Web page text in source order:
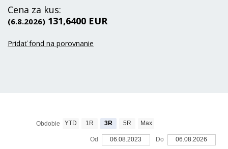
Cena za kus:
(6.8.2026) 131,6400 EUR
Pridať fond na porovnanie
Obdobie YTD 1R 3R 5R Max
Od 06.08.2023 Do 06.08.2026